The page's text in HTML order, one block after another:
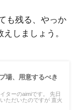
も残る、やっか
しましょう。
場、用意するべき
ターのaimiです。 先日
ただいたのですが 直火